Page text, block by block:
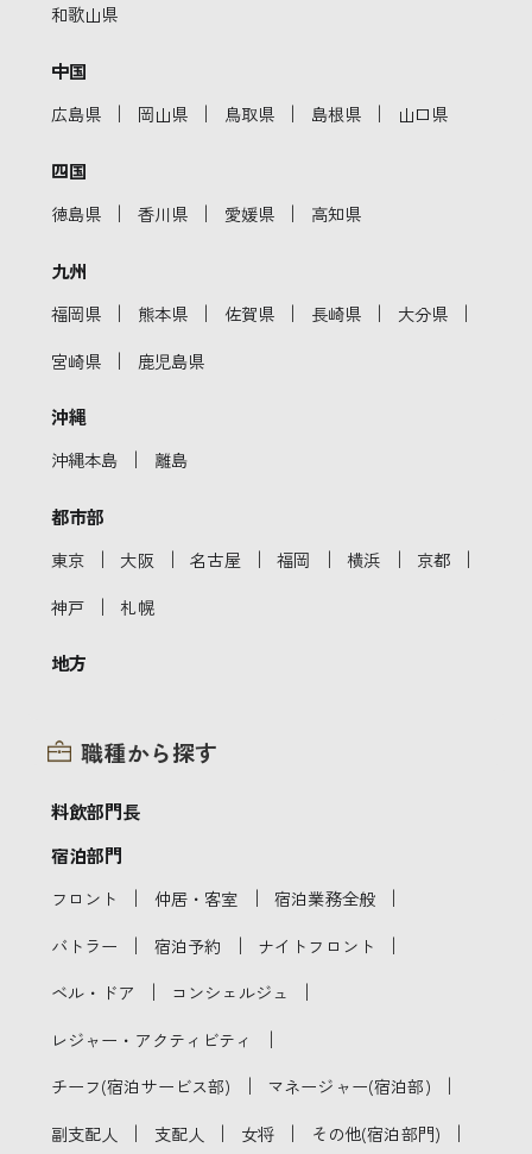
和歌山県
中国
広島県 ｜ 岡山県 ｜ 鳥取県 ｜ 島根県 ｜ 山口県
四国
徳島県 ｜ 香川県 ｜ 愛媛県 ｜ 高知県
九州
福岡県 ｜ 熊本県 ｜ 佐賀県 ｜ 長崎県 ｜ 大分県 ｜
宮崎県 ｜ 鹿児島県
沖縄
沖縄本島 ｜ 離島
都市部
東京 ｜ 大阪 ｜ 名古屋 ｜ 福岡 ｜ 横浜 ｜ 京都 ｜
神戸 ｜ 札幌
地方
職種から探す
料飲部門長
宿泊部門
フロント ｜ 仲居・客室 ｜ 宿泊業務全般 ｜
バトラー ｜ 宿泊予約 ｜ ナイトフロント ｜
ベル・ドア ｜ コンシェルジュ ｜
レジャー・アクティビティ ｜
チーフ(宿泊サービス部) ｜ マネージャー(宿泊部) ｜
副支配人 ｜ 支配人 ｜ 女将 ｜ その他(宿泊部門) ｜